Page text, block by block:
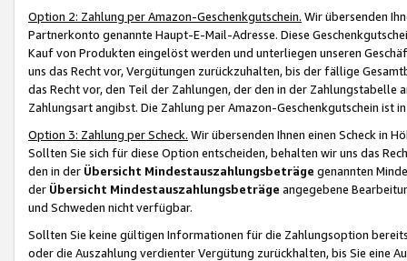
Option 2: Zahlung per Amazon-Geschenkgutschein. Wir übersenden
Partnerkonto genannte Haupt-E-Mail-Adresse. Diese
Kauf von Produkten eingelöst werden und unterliegen unseren
uns das Recht vor, Vergütungen zurückzuhalten, bis der fällige
das Recht vor, den Teil der Zahlungen, der den in der
Zahlungsart angibst. Die Zahlung per Amazon-Geschenkgutschein ist
Option 3: Zahlung per Scheck. Wir übersenden Ihnen einen Scheck in
Sollten Sie sich für diese Option entscheiden, behalten wir uns das
den in der Übersicht Mindestauszahlungsbeträge genannten
der Übersicht Mindestauszahlungsbeträge angegebene
und Schweden nicht verfügbar.
Sollten Sie keine gültigen Informationen für die Zahlungsoption
oder die Auszahlung verdienter Vergütung zurückhalten, bis Sie